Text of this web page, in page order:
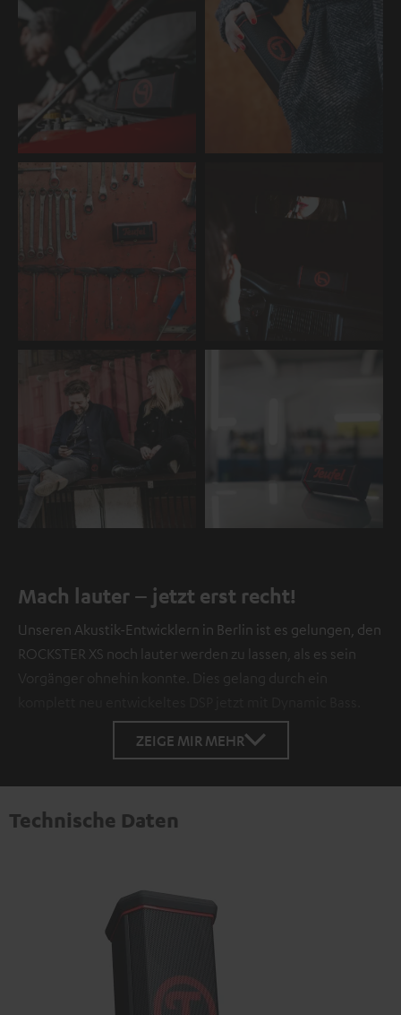
Mach lauter – jetzt erst recht!
Unseren Akustik-Entwicklern in Berlin ist es gelungen, den
ROCKSTER XS noch lauter werden zu lassen, als es sein
Vorgänger ohnehin konnte. Dies gelang durch ein
ZEIGE MIR MEHR
Technische Daten